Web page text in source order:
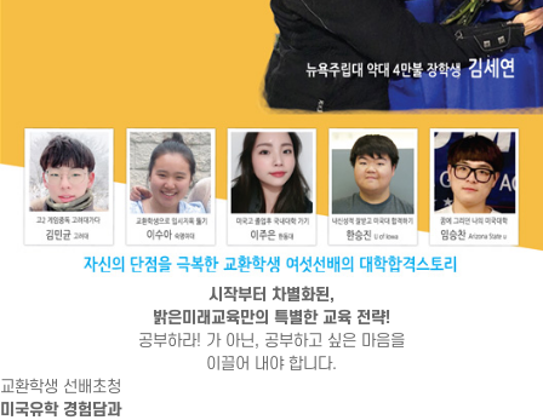
시작부터 차별화된,
밝은미래교육만의 특별한 교육 전략!
공부하라! 가 아닌, 공부하고 싶은 마음을
이끌어 내야 합니다.
교환학생 선배초청
미국유학 경험담과